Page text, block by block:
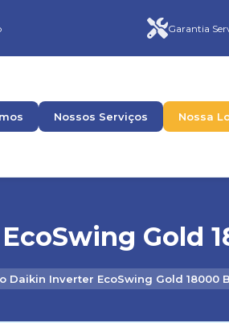
Garantia
Nossos Serviços Nossa
Gold
Daikin Inverter EcoSwing Gold 18000